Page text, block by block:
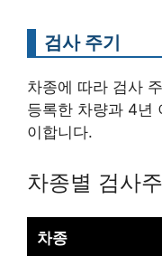
검사 주기
차종에 따라 검사
등록한 차량과 4년
이합니다.
차종별 검사
차종